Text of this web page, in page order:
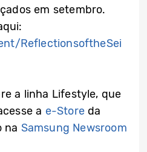
em setembro.
ReflectionsoftheSei
a linha Lifestyle, que
a e-Storeda
na Samsung Newsroom